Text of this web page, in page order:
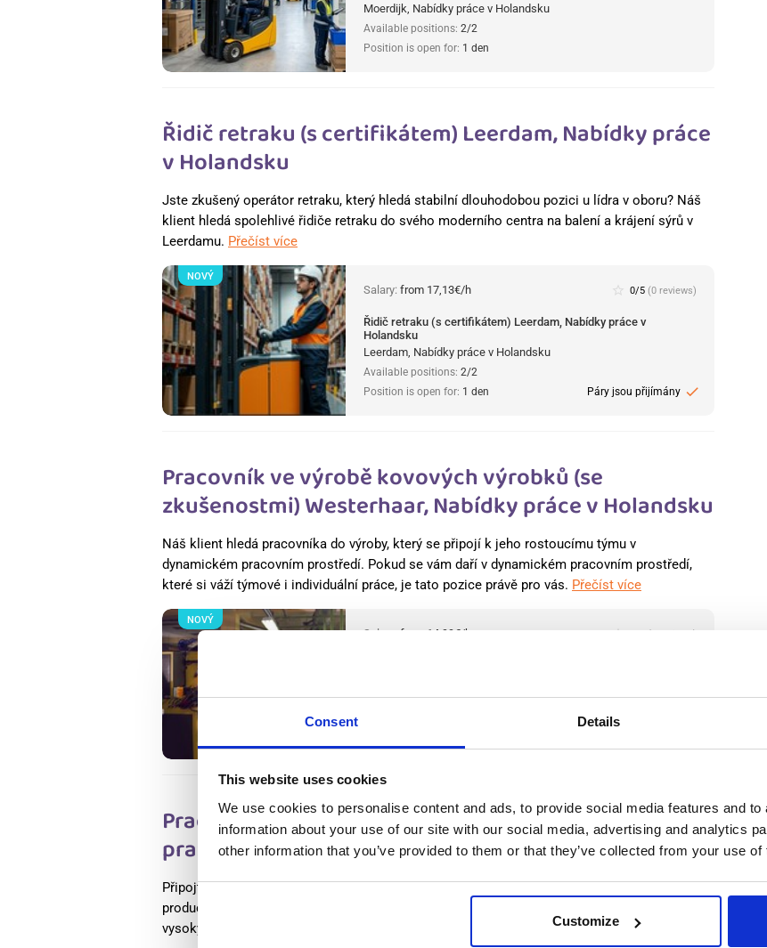
Consent Details
This website uses cookies
We use cookies to personalise content and ads, to provide social media features and
information about your use of our site with our social media, advertising and analytics
other information that you’ve provided to them or that they’ve collected from your use
Customize
Moerdijk, Nabídky práce v Holandsku
Available positions: 2/2
Position is open for: 1 den
Řidič retraku (s certifikátem) Leerdam, Nabídky práce
v Holandsku
Jste zkušený operátor retraku, který hledá stabilní dlouhodobou pozici u lídra v oboru? Náš
klient hledá spolehlivé řidiče retraku do svého moderního centra na balení a krájení sýrů v
Leerdamu. Přečíst více
Salary: from 17,13€/h star_border 0/5 (0 reviews)
Řidič retraku (s certifikátem) Leerdam, Nabídky práce v
Holandsku
Leerdam, Nabídky práce v Holandsku
Available positions: 2/2
Position is open for: 1 den Páry jsou přijímány check
NOVÝ
Pracovník ve výrobě kovových výrobků (se
zkušenostmi) Westerhaar, Nabídky práce v Holandsku
Náš klient hledá pracovníka do výroby, který se připojí k jeho rostoucímu týmu v
dynamickém pracovním prostředí. Pokud se vám daří v dynamickém pracovním prostředí,
které si váží týmové i individuální práce, je tato pozice právě pro vás. Přečíst více
Salary: from 14,99€/h star_border (0 reviews)
Westerhaar, Nabídky práce v Holandsku
NOVÝ
Pracovník výroby masa a úklidu v masném závodě (s
praxí) Haarlem, Nabídky práce v Holandsku
Připojte se ke světově uznávané potravinářské společnosti a jednomu z největších
producentů masa v Evropě jako pracovník výroby masa a úklidu. Společnost je známá
vysokými standardy potravinové bezpečnosti, inovací a důrazem na kvalitu.Přečíst více